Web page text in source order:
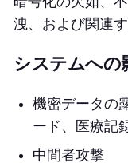
洩、および関連
システムへの
機密データの
ード、医療記
中間者攻撃